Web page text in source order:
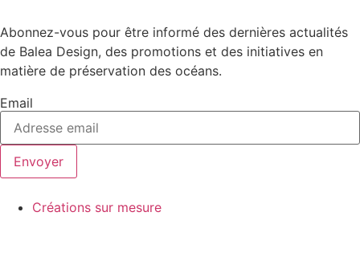
Abonnez-vous pour être informé des dernières actualités
de Balea Design, des promotions et des initiatives en
matière de préservation des océans.
Email
Envoyer
Créations sur mesure